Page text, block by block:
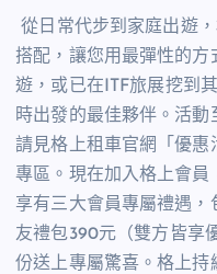
從日常代步到家庭出遊
搭配，讓您用最彈性的方
遊，或已在 ITF旅展挖到
時出發的最佳夥伴。活動
請見格上租車官網「優
專區。現在加入格上會員
享有三大會員專屬禮遇，
友禮包390元（雙方皆享
份送上專屬驚喜。格上